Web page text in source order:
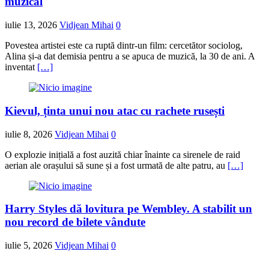
iulie 13, 2026 Vidjean Mihai 0
Povestea artistei este ca ruptă dintr-un film: cercetător sociolog,
Alina și-a dat demisia pentru a se apuca de muzică, la 30 de ani. A
inventat […]
Kievul, ținta unui nou atac cu rachete rusești
iulie 8, 2026 Vidjean Mihai 0
O explozie inițială a fost auzită chiar înainte ca sirenele de raid
aerian ale orașului să sune și a fost urmată de alte patru, au […]
Harry Styles dă lovitura pe Wembley. A stabilit un
nou record de bilete vândute
iulie 5, 2026 Vidjean Mihai 0